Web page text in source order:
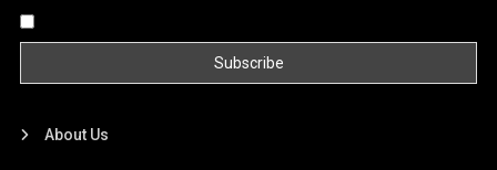
About Us